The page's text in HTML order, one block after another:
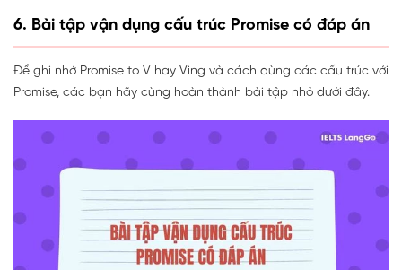
6. Bài tập vận dụng cấu trúc Promise có đáp án
Để ghi nhớ Promise to V hay Ving và cách dùng các cấu trúc với
Promise, các bạn hãy cùng hoàn thành bài tập nhỏ dưới đây.